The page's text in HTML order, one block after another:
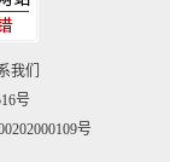
我们
号
号